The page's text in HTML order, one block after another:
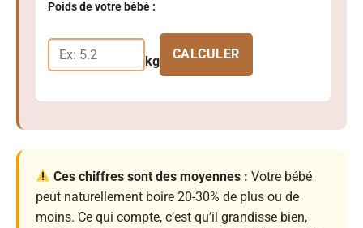
Poids de votre bébé :
kg CALCULER
Ces chiffres sont des moyennes : Votre bébé
peut naturellement boire 20-30% de plus ou de
moins. Ce qui compte, c’est qu’il grandisse bien,